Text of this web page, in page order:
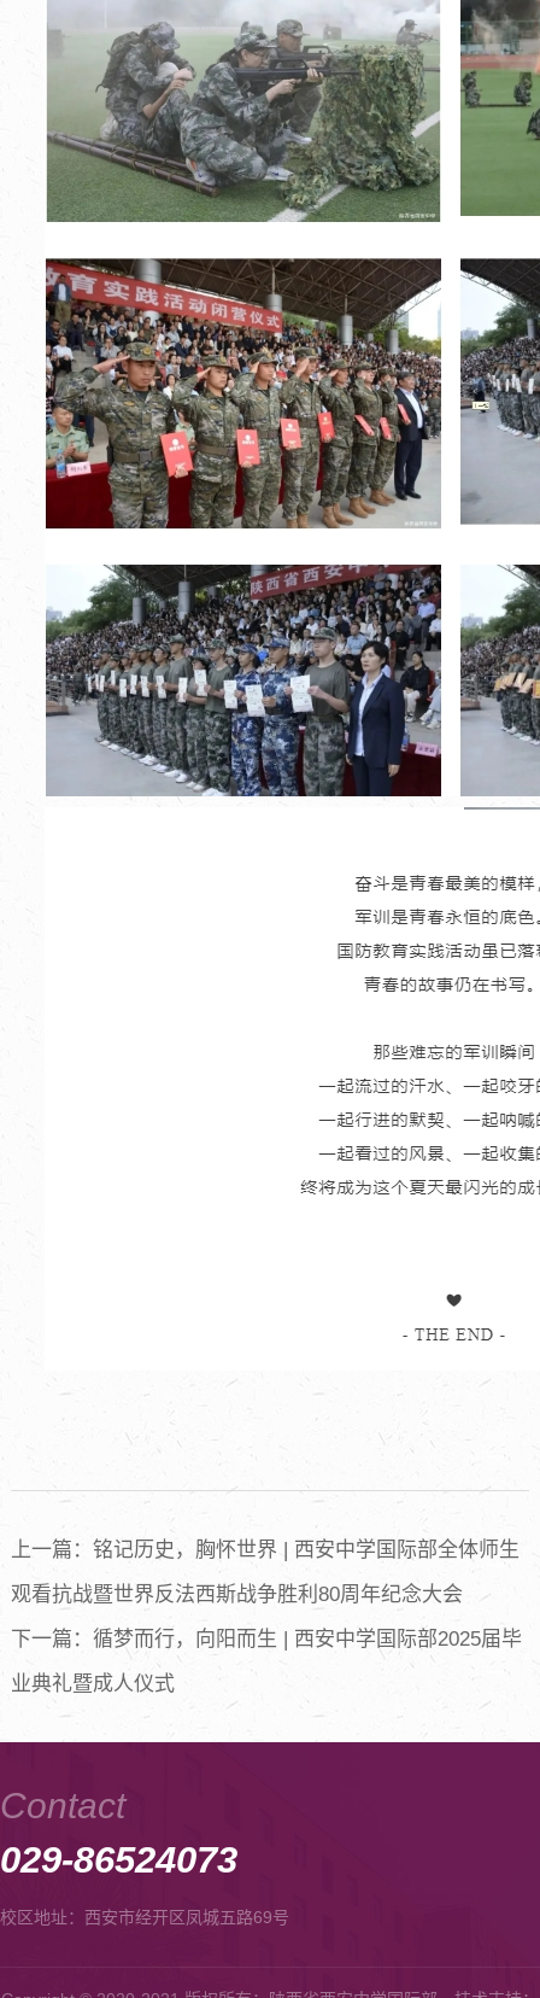
上一篇：铭记历史，胸怀世界 | 西安中学国际部全体师生
观看抗战暨世界反法西斯战争胜利80周年纪念大会
下一篇：循梦而行，向阳而生 | 西安中学国际部2025届毕
业典礼暨成人仪式
Contact
029-86524073
校区地址：西安市经开区凤城五路69号